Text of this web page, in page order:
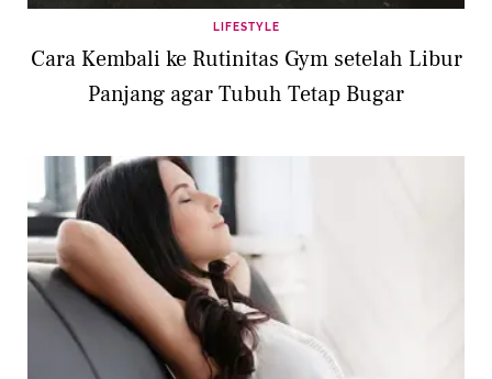
LIFESTYLE
Cara Kembali ke Rutinitas Gym setelah Libur
Panjang agar Tubuh Tetap Bugar